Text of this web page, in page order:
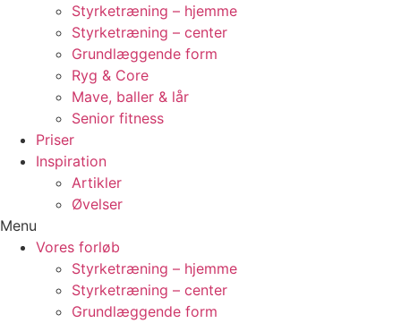
Styrketræning – hjemme
Styrketræning – center
Grundlæggende form
Ryg & Core
Mave, baller & lår
Senior fitness
Priser
Inspiration
Artikler
Øvelser
Menu
Vores forløb
Styrketræning – hjemme
Styrketræning – center
Grundlæggende form